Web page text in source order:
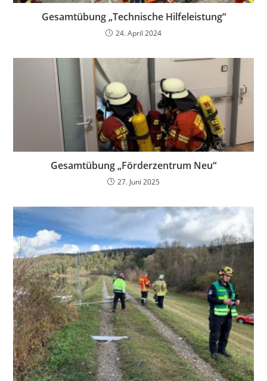
Gesamtübung „Technische Hilfeleistung“
24. April 2024
Gesamtübung „Förderzentrum Neu“
27. Juni 2025